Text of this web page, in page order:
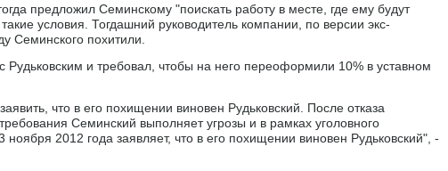
предложил Семинскому "поискать работу в месте, где ему будут
условия. Тогдашний руководитель компании, по версии экс-
Семинского похитили.
Рудьковским и требовал, чтобы на него переоформили 10% в уставном
что в его похищении виновен Рудьковский. После отказа
Семинский выполняет угрозы и в рамках уголовного
2012 года заявляет, что в его похищении виновен Рудьковский", -